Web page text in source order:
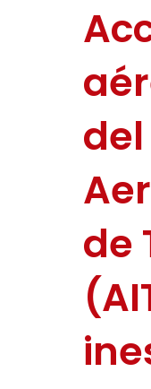
del
de